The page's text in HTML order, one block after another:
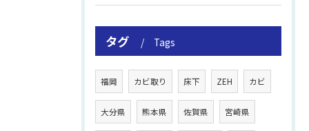
タグ Tags
福岡 カビ取り 床下 ZEH カビ
大分県 熊本県 佐賀県 宮崎県